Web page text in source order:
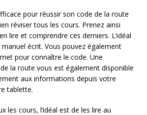
pour réussir son code de la route
réviser tous les cours. Prenez ainsi
lire et comprendre ces derniers. L’idéal
manuel écrit. Vous pouvez également
pour connaître le code. Une
la route vous est également disponible
aux informations depuis votre
tablette.
les cours, l’idéal est de les lire au